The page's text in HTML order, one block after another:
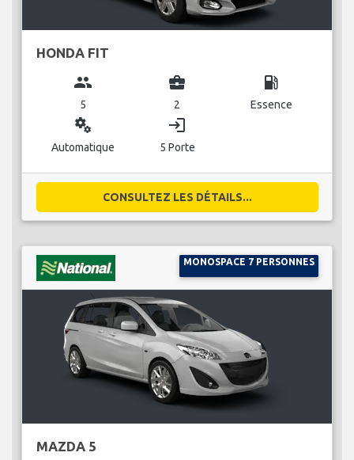
HONDA FIT
group
5
business_center
2
local_gas_station
Essence
miscellaneous_services
Automatique
login
5 Porte
CONSULTEZ LES DÉTAILS...
MONOSPACE 7 PERSONNES
MAZDA 5